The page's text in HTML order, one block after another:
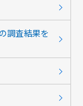
調査結果を